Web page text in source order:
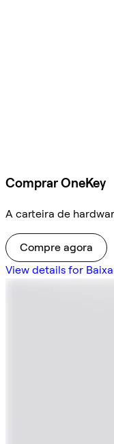
Comprar OneKey
A carteira de
Compre agora
View details for